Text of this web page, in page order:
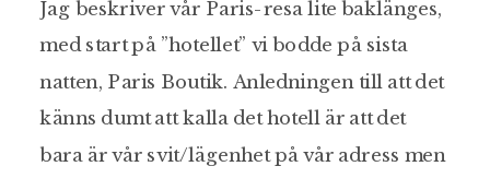
Jag beskriver vår Paris-resa lite baklänges,
med start på ”hotellet” vi bodde på sista
natten, Paris Boutik. Anledningen till att det
känns dumt att kalla det hotell är att det
bara är vår svit/lägenhet på vår adress men